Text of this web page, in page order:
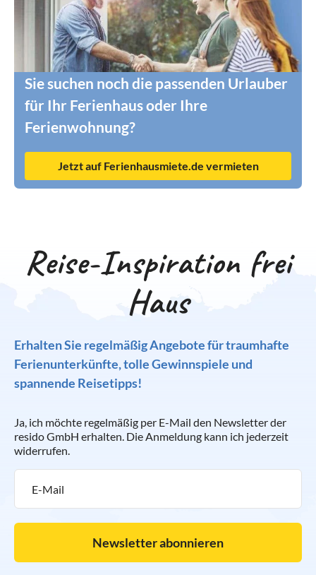
Sie suchen noch die passenden Urlauber
für Ihr Ferienhaus oder Ihre
Ferienwohnung?
Jetzt auf Ferienhausmiete.de vermieten
Reise-Inspiration frei
Haus
Erhalten Sie regelmäßig Angebote für traumhafte
Ferienunterkünfte, tolle Gewinnspiele und
spannende Reisetipps!
Ja, ich möchte regelmäßig per E-Mail den Newsletter der
resido GmbH erhalten. Die Anmeldung kann ich jederzeit
widerrufen.
Newsletter abonnieren